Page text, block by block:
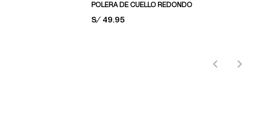
POLERA DE CUELLO REDONDO
PRICE:
S/ 49.95